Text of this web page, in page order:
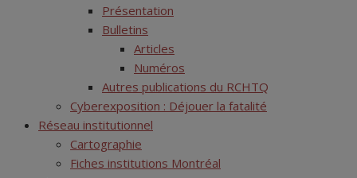
Présentation
Bulletins
Articles
Numéros
Autres publications du RCHTQ
Cyberexposition : Déjouer la fatalité
Réseau institutionnel
Cartographie
Fiches institutions Montréal